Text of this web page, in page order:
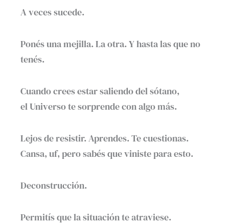
A veces sucede.
Ponés una mejilla. La otra. Y hasta las que no
tenés.
Cuando crees estar saliendo del sótano,
el Universo te sorprende con algo más.
Lejos de resistir. Aprendes. Te cuestionas.
Cansa, uf, pero sabés que viniste para esto.
Deconstrucción.
Permitís que la situación te atraviese.